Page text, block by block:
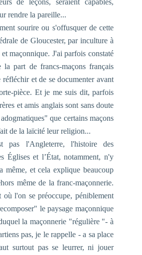
rendre la pareille...
sourire ou s'offusquer de cette
de Gloucester, par inculture à
maçonnique. J'ai parfois constaté
la part de francs-maçons français
et de se documenter avant
pièce. Et je me suis dit, parfois
et amis anglais sont sans doute
que certains maçons
de la laïcité leur religion...
pas l'Angleterre, l'histoire des
Églises et l’État, notamment, n'y
même, et cela explique beaucoup
même de la franc-maçonnerie.
où l'on se préoccupe, péniblement
le paysage maçonnique
la maçonnerie "régulière "- à
pas, je le rappelle - a sa place
surtout pas se leurrer, ni jouer